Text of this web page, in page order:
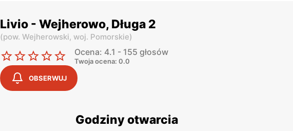
Livio - Wejherowo, Długa 2
(pow. Wejherowski, woj. Pomorskie)
Ocena: 4.1 - 155 głosów
Twoja ocena: 0.0
OBSERWUJ
Godziny otwarcia